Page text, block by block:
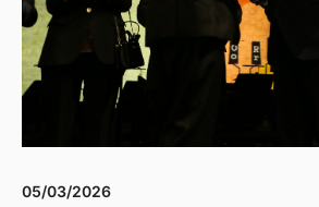
05/03/2026